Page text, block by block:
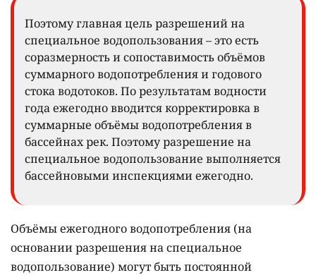
Поэтому главная цель разрешений на
специальное водопользования – это есть
соразмерность и сопоставимость объёмов
суммарного водопотребления и годового
стока водотоков. По результатам водности
года ежегодно вводится корректировка в
суммарные объёмы водопотребления в
бассейнах рек. Поэтому разрешение на
специальное водопользование выполняется
бассейновыми инспекциями ежегодно.
Объёмы ежегодного водопотребления (на
основании разрешения на специальное
водопользование) могут быть постоянной